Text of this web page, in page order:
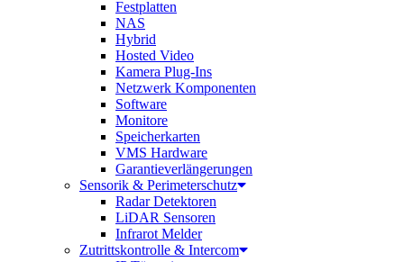
Festplatten
NAS
Hybrid
Hosted Video
Kamera Plug-Ins
Netzwerk Komponenten
Software
Monitore
Speicherkarten
VMS Hardware
Garantieverlängerungen
Sensorik & Perimeterschutz
Radar Detektoren
LiDAR Sensoren
Infrarot Melder
Zutrittskontrolle & Intercom